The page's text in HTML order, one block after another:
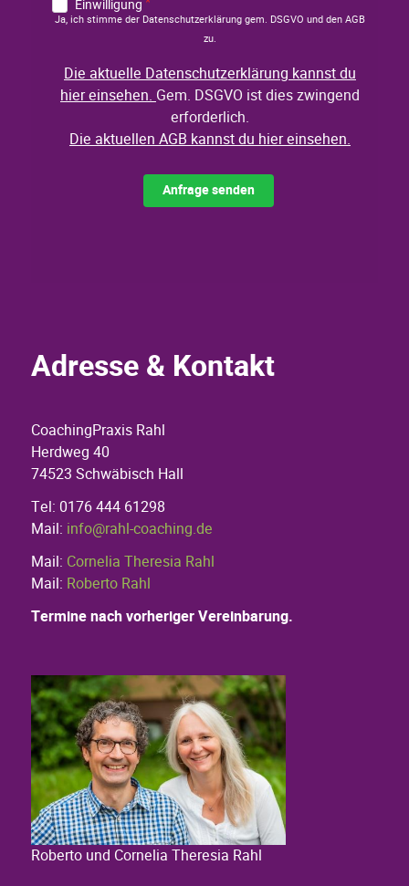
Adresse & Kontakt
CoachingPraxis Rahl
Herdweg 40
74523 Schwäbisch Hall
Tel: 0176 444 61298
Mail: info@rahl-coaching.de
Mail: Cornelia Theresia Rahl
Mail: Roberto Rahl
Termine nach vorheriger Vereinbarung.
Roberto und Cornelia Theresia Rahl